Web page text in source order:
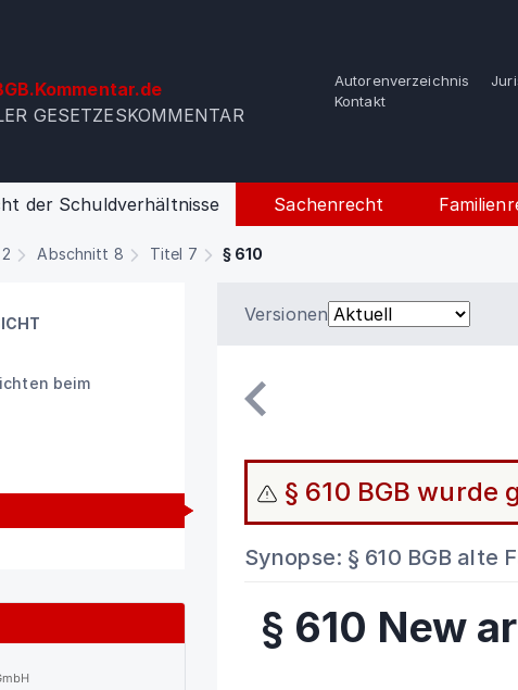
GESETZESKOMMENTAR
Autorenverzeichnis
Kontakt
der Schuldverhältnisse Sachenrecht
Abschnitt 8 Titel 7 § 610
beim
Versionen
§ 610 BGB wurde
Synopse: § 610 BGB alte
§ 610 New